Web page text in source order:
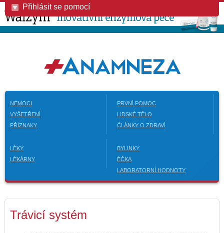
Přihlásit se pomocí
NEMOCI
VYŠETŘENÍ
PŘÍZNAKY
PRVNÍ POMOC
LIDSKÉ TĚLO
ČLÁNKY O ZDRAVÍ
LÉKY
LÉKÁRNY
BYLINKY
ÉČKA
LABORATORNÍ HODNOTY
Trávicí systém